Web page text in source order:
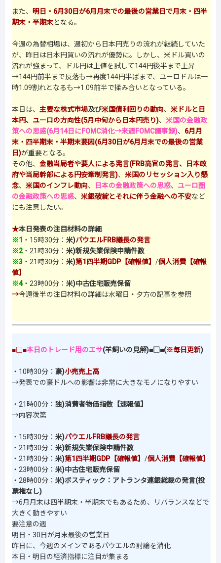
また、 明日・6月30日が6月月末での最後の営業日で月末・四半
期末・半期末となる。
今週の為替相場は、週初から日本円売りの流れが継続していた
が、昨日は日本円買いの流れが優勢に。しかし、米ドル買いの
流れが強まって、ドル円は上値を試して144円後半まで上昇
→144円前半まで反落も→再度144円半ばまで、ユーロドルは一
時1.09割れとなるも→1.09前半で揉み合いとなっている。
本日は、 主要な株式市場及び米国債利回りの動向、 米ドルと日
本円、ユーロの方向性(5月中旬から日本円売り)、 米国の金融政
策への思惑(6月14日にFOMC消化→来週FOMC議事録)、 6月月
末・四半期末・半期末要因(6月30日が6月月末での最後の営業
日)が重要となる。
その他、 金融当局者や要人による発言(FRB高官の発言、日本政
府や当局幹部による円安牽制発言)、 米国のリセッション入り懸
念、 米国のインフレ動向、 日本の金融政策への思惑、 ユーロ圏
の金融政策への思惑、 米銀破綻とそれに伴う金融への不安など
にも注意したい。
★本日発表の注目材料の詳細
※1 ・15時30分： 米)パウエルFRB議長の発言
※2・21時30分： 米)新規失業保険申請件数
※3 ・21時30分： 米)第1四半期GDP【確報値】 /個人消費【確報
値】
※4・23時00分： 米)中古住宅販売保留
→今週後半の注目材料の詳細は水曜日・夕方の記事を参照
■□■本日のトレード用のエサ(羊飼いの見解)■□■(※毎日更新)
・10時30分： 豪)小売売上高
→発表での豪ドルへの影響は非常に大きなモノになりやすい
・21時00分： 独)消費者物価指数【速報値】
→内容次第
・15時30分： 米)パウエルFRB議長の発言
・21時30分： 米)新規失業保険申請件数
・21時30分： 米)第1四半期GDP【確報値】 /個人消費【確報値】
・23時00分： 米)中古住宅販売保留
・28時00分： 米)ボスティック：アトランタ連銀総裁の発言(投
票権なし)
→6月月末は四半期末・半期末でもあるため、リバランスなどで
大きく動きやすい
要注意の週
明日・30日が月末最後の営業日
昨日に、今週のメインであるパウエルの討論を消化
本日・明日の経済指標に注目が集まる